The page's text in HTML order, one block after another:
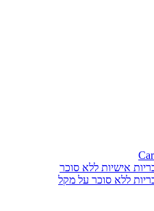
אישיות ללא סוכר
ללא סוכר על מקל